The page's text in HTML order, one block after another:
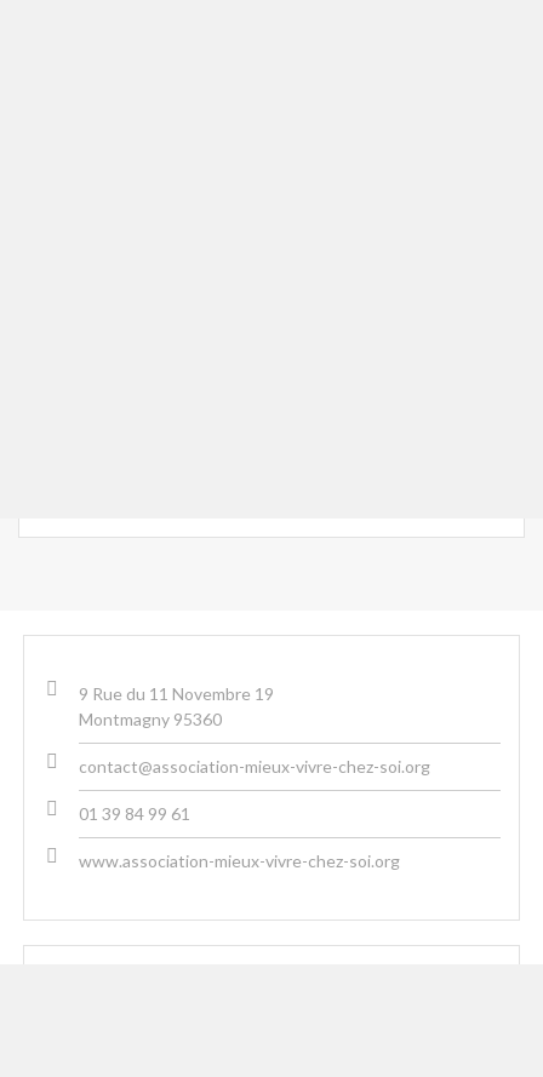
9 Rue du 11 Novembre 19
Montmagny 95360
contact@association-mieux-vivre-chez-soi.org
01 39 84 99 61
www.association-mieux-vivre-chez-soi.org